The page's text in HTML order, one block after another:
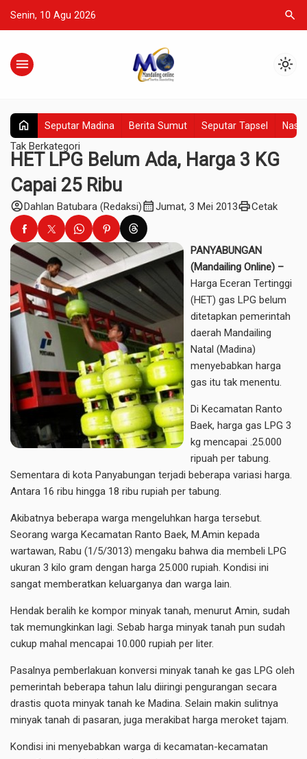
Senin, 10 Agu 2026 search
menu light_mode
home Seputar Madina Berita Sumut Seputar Tapsel
Tak Berkategori
HET LPG Belum Ada, Harga 3 KG
Capai 25 Ribu
account_circleDahlan Batubara (Redaksi)calendar_monthJumat, 3 Mei 2013printCetak
PANYABUNGAN
(Mandailing Online) –
Harga Eceran Tertinggi
(HET) gas LPG belum
ditetapkan pemerintah
daerah Mandailing
Natal (Madina)
menyebabkan harga
gas itu tak menentu.
Di Kecamatan Ranto
Baek, harga gas LPG 3
kg mencapai .25.000
ripuah per tabung.
Sementara di kota Panyabungan terjadi beberapa variasi harga.
Antara 16 ribu hingga 18 ribu rupiah per tabung.
Akibatnya beberapa warga mengeluhkan harga tersebut.
Seorang warga Kecamatan Ranto Baek, M.Amin kepada
wartawan, Rabu (1/5/3013) mengaku bahwa dia membeli LPG
ukuran 3 kilo gram dengan harga 25.000 rupiah. Kondisi ini
sangat memberatkan keluarganya dan warga lain.
Hendak beralih ke kompor minyak tanah, menurut Amin, sudah
tak memungkinkan lagi. Sebab harga minyak tanah pun sudah
cukup mahal mencapai 10.000 rupiah per liter.
Pasalnya pemberlakuan konversi minyak tanah ke gas LPG oleh
pemerintah beberapa tahun lalu diiringi pengurangan secara
drastis quota minyak tanah ke Madina. Selain makin sulitnya
minyak tanah di pasaran, juga merakibat harga meroket tajam.
Kondisi ini menyebabkan warga di kecamatan-kecamatan